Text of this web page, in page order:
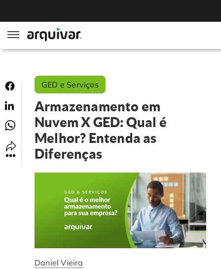
ArqSign
Soluções
Gestão de Documentos
Digitalização
Software para BPM
Automação de Processos
Educação Corporativa
Segmentos
RH Digital
Agronegócio
Hospitais e Clínicas
Instituições de Ensino
Institucional
Cases de Sucesso
Nossas Unidades
DESCUBRA
GED e Serviços
Armazenamento em
Nuvem X GED: Qual é
Melhor? Entenda as
Diferenças
Daniel Vieira